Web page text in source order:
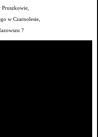
w Czarnolesie,
?